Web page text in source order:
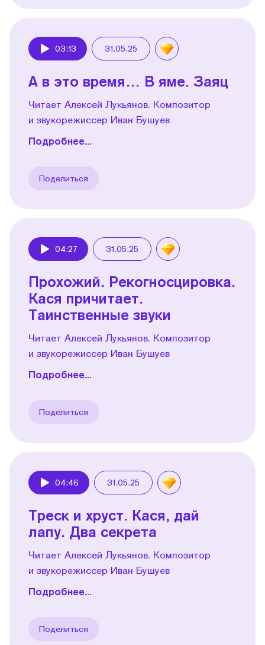
03:13 31.05.25
А в это время… В яме. Заяц
Читает Алексей Лукьянов. Композитор
и звукорежиссер Иван Бушуев
Подробнее...
Поделиться
04:27 31.05.25
Прохожий. Рекогносцировка.
Кася причитает.
Таинственные звуки
Читает Алексей Лукьянов. Композитор
и звукорежиссер Иван Бушуев
Подробнее...
Поделиться
04:46 31.05.25
Треск и хруст. Кася, дай
лапу. Два секрета
Читает Алексей Лукьянов. Композитор
и звукорежиссер Иван Бушуев
Подробнее...
Поделиться